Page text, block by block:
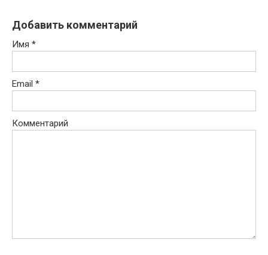
Добавить комментарий
Имя *
Email *
Комментарий